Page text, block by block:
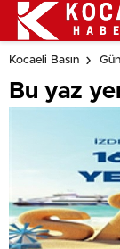
Kocaeli Basın
Bu yaz